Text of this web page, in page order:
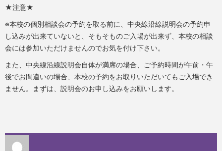
★注意★
※本校の個別相談会の予約を取る前に、中央線沿線説明会の予約申
し込みが出来ていないと、そもそものご入場が出来ず、本校の相談
会には参加いただけませんのでお気を付け下さい。
また、中央線沿線説明会自体が満席の場合、ご予約時間が午前・午
後でお間違いの場合、本校の予約をお取りいただいてもご入場でき
ません。まずは、説明会のお申し込みをお願いします。